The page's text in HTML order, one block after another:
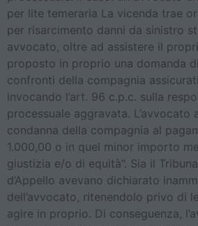
per lite temeraria La vicenda trae
per risarcimento danni da sinistro
avvocato, oltre ad assistere il
proposto in proprio una domanda
confronti della compagnia
invocando l’art. 96 c.p.c. sulla
processuale aggravata. L’avvocato
condanna della compagnia al
1.000,00 o in quel minor importo
giustizia e/o di equità”. Sia il
d’Appello avevano dichiarato
dell’avvocato, ritenendolo privo di
agire in proprio. Di conseguenza,